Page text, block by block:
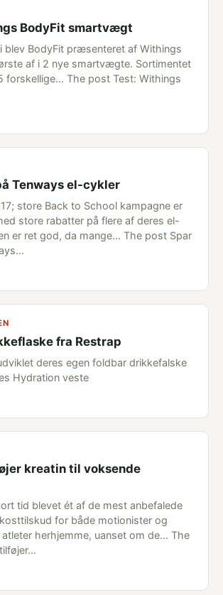
BodyFit smartvægt
blev BodyFit præsenteret af Withings
af i 2 nye smartvægte. Sortimentet
forskellige... The post Test: Withings
Tenways el-cykler
store Back to School kampagne er
store rabatter på flere af deres el-
er ret god, da mange... The post Spar
fra Restrap
deres egen foldbar drikkefalske
Hydration veste
kreatin til voksende
tid blevet ét af de mest anbefalede
for både motionister og
herhjemme, uanset om de... The